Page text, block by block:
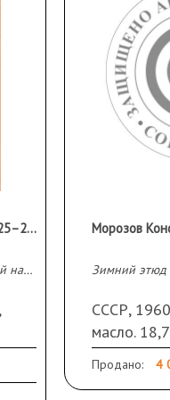
Пинкисевич Пётр Наумович (1925–2004 гг)
Двусторонний рисунок «Сидящий натурщик и «Натурщик в профиль» Зимний этюд
СССР,
масло.
Продано: 4